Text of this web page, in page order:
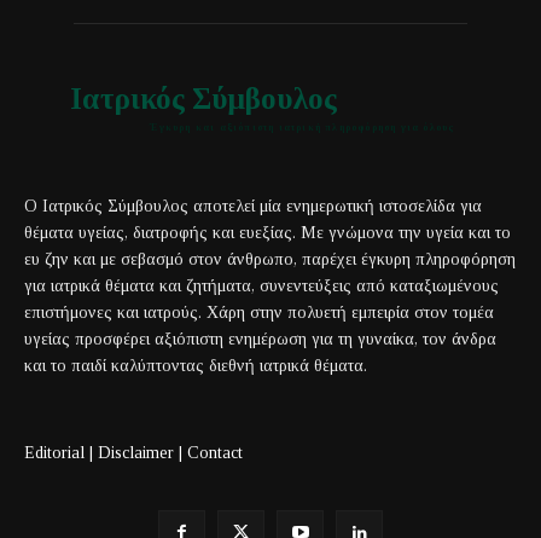
Ιατρικός Σύμβουλος
Ο Ιατρικός Σύμβουλος αποτελεί μία ενημερωτική ιστοσελίδα για
θέματα υγείας, διατροφής και ευεξίας. Με γνώμονα την υγεία και το
ευ ζην και με σεβασμό στον άνθρωπο, παρέχει έγκυρη πληροφόρηση
για ιατρικά θέματα και ζητήματα, συνεντεύξεις από καταξιωμένους
επιστήμονες και ιατρούς. Χάρη στην πολυετή εμπειρία στον τομέα
υγείας προσφέρει αξιόπιστη ενημέρωση για τη γυναίκα, τον άνδρα
και το παιδί καλύπτοντας διεθνή ιατρικά θέματα.
Editorial | Disclaimer | Contact